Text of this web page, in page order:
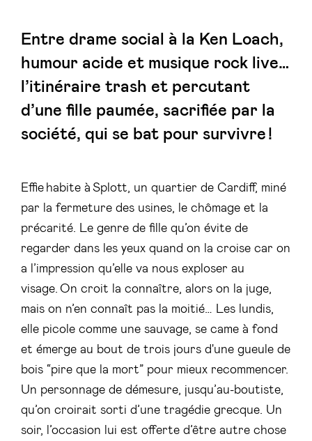
Entre drame social à la Ken Loach,
humour acide et musique rock live…
l’itinéraire trash et percutant
d’une fille paumée, sacrifiée par la
société, qui se bat pour survivre !
Effie habite à Splott, un quartier de Cardiff, miné
par la fermeture des usines, le chômage et la
précarité. Le genre de fille qu’on évite de
regarder dans les yeux quand on la croise car on
a l’impression qu’elle va nous exploser au
visage. On croit la connaître, alors on la juge,
mais on n’en connaît pas la moitié… Les lundis,
elle picole comme une sauvage, se came à fond
et émerge au bout de trois jours d'une gueule de
bois “pire que la mort” pour mieux recommencer.
Un personnage de démesure, jusqu’au-boutiste,
qu’on croirait sorti d’une tragédie grecque. Un
soir, l’occasion lui est offerte d’être autre chose